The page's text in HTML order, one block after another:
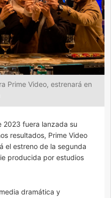
Prime Video, estrenará en
2023 fuera lanzada su
resultados, Prime Video
el estreno de la segunda
producida por estudios
dramática y